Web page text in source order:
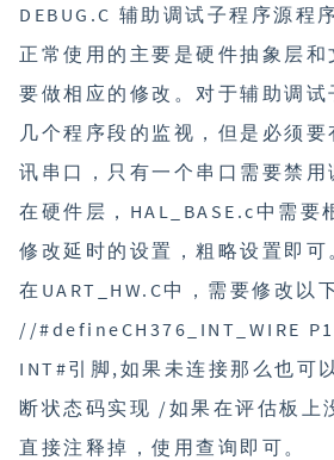
DEBUG.C 辅助调试子程序源程
正常使用的主要是硬件抽象层和
要做相应的修改。对于辅助调
几个程序段的监视，但是必须
讯串口，只有一个串口需要禁用
在硬件层，HAL_BASE.c中需要
修改延时的设置，粗略设置即可
在UART_HW.C中，需要修改以
//#defineCH376_INT_WIRE
INT#引脚,如果未连接那么也可
断状态码实现 /如果在评估板上
直接注释掉，使用查询即可。